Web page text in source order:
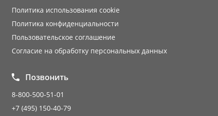
Политика использования cookie
Политика конфиденциальности
Пользовательское соглашение
Согласие на обработку персональных данных
Позвонить
8-800-500-51-01
+7 (495) 150-40-79